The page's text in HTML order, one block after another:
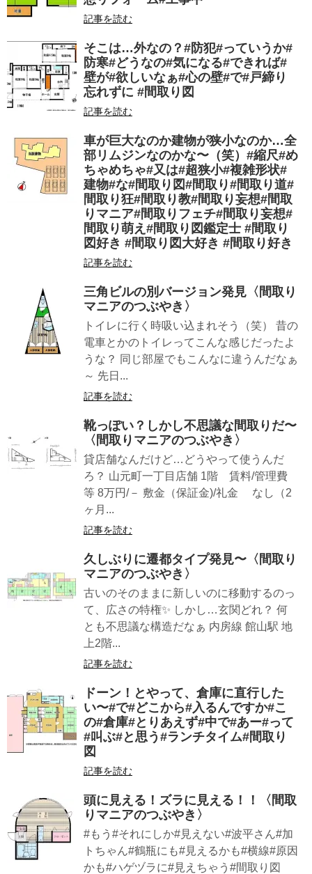
記事を読む
そこは…外なの？#防犯#っていうか#
防寒#どうなの#気になる#できれば#
壁が#欲しいなぁ#心の壁#で#戸締り
忘れずに #間取り図
記事を読む
車が巨大なのか建物が狭小なのか…全
部リムジンなのかな〜（笑）#縮尺#め
ちゃめちゃ#又は#超狭小#複雑形状#
建物#な#間取り図#間取り#間取り道#
間取り狂#間取り教#間取り妄想#間取
りマニア#間取りフェチ#間取り妄想#
間取り萌え#間取り図鑑定士 #間取り
図好き #間取り図大好き #間取り好き
記事を読む
三角ビルの別バージョン発見〈間取り
マニアのつぶやき〉
トイレに行く時吸い込まれそう（笑） 昔の
電車とかのトイレってこんな感じだったよ
うな？ 同じ部屋でもこんなに違うんだなぁ
～ 先日...
記事を読む
靴っぽい？しかし不思議な間取りだ〜
〈間取りマニアのつぶやき〉
貸店舗なんだけど…どうやって使うんだ
ろ？ 山元町一丁目店舗 1階 賃料/管理費
等 8万円/－ 敷金（保証金)/礼金 なし（2
ヶ月...
記事を読む
久しぶりに遷都タイプ発見〜〈間取り
マニアのつぶやき〉
古いのそのままに新しいのに移動するのっ
て、広さの特権✨ しかし…玄関どれ？ 何
とも不思議な構造だなぁ 内房線 館山駅 地
上2階...
記事を読む
ドーン！とやって、倉庫に直行した
い〜#で#どこから#入るんですか#こ
の#倉庫#とりあえず#中で#あー#って
#叫ぶ#と思う#ランチタイム#間取り
図
記事を読む
頭に見える！ズラに見える︎！！〈間取
りマニアのつぶやき〉
#もう#それにしか#見えない#波平さん#加
トちゃん#鶴瓶にも#見えるかも#横線#原因
かも#ハゲヅラに#見えちゃう#間取り図